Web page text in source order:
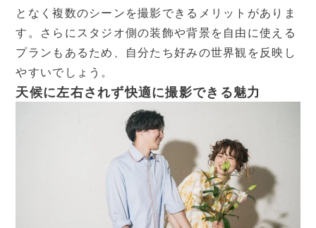
となく複数のシーンを撮影できるメリットがありま
す。さらにスタジオ側の装飾や背景を自由に使える
プランもあるため、自分たち好みの世界観を反映し
やすいでしょう。
天候に左右されず快適に撮影できる魅力